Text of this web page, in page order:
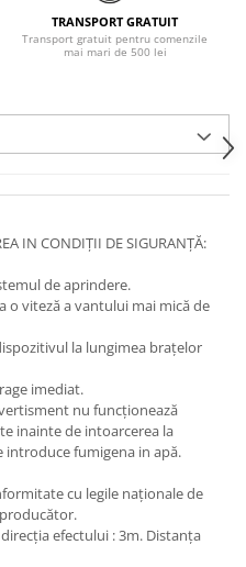
TRANSPORT GRATUIT
Transport gratuit pentru comenzile
mai mari de 500 lei
IN CONDIȚII DE SIGURANȚĂ:
de aprindere.
o viteză a vantului mai mică de
la lungimea brațelor
imediat.
nu funcționează
inainte de intoarcerea la
introduce fumigena in apă.
cu legile naționale de
efectului : 3m. Distanța